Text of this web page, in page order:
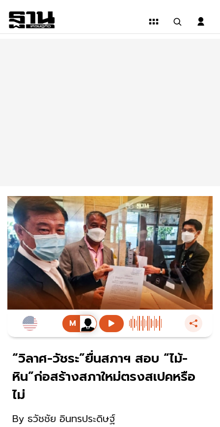
“วิลาศ-วัชระ”ยื่นสภาฯ สอบ “ไม้-
หิน”ก่อสร้างสภาใหม่ตรงสเปคหรือ
ไม่
By ธวัชชัย อินทรประดิษฐ์